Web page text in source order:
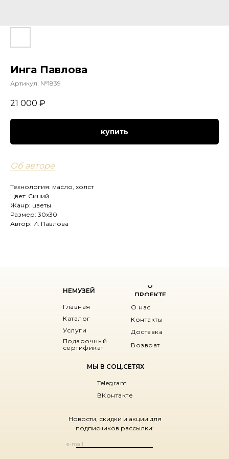
Инга Павлова
Артикул: №1839
21 000 ₽
купить
Об авторе
Технология: масло, холст
Цвет: Синий
Жанр: цветы
Размер: 30х30
Автор: И. Павлова
Новости, скидки и акции для
подписчиков рассылки:
Главная
Услуги Доставка
О нас
Контакты
Каталог
Возврат
НЕМУЗЕЙ
О
ПРОЕКТЕ
Подарочный
сертификат
МЫ В СОЦ.СЕТЯХ
Telegram
ВКонтакте